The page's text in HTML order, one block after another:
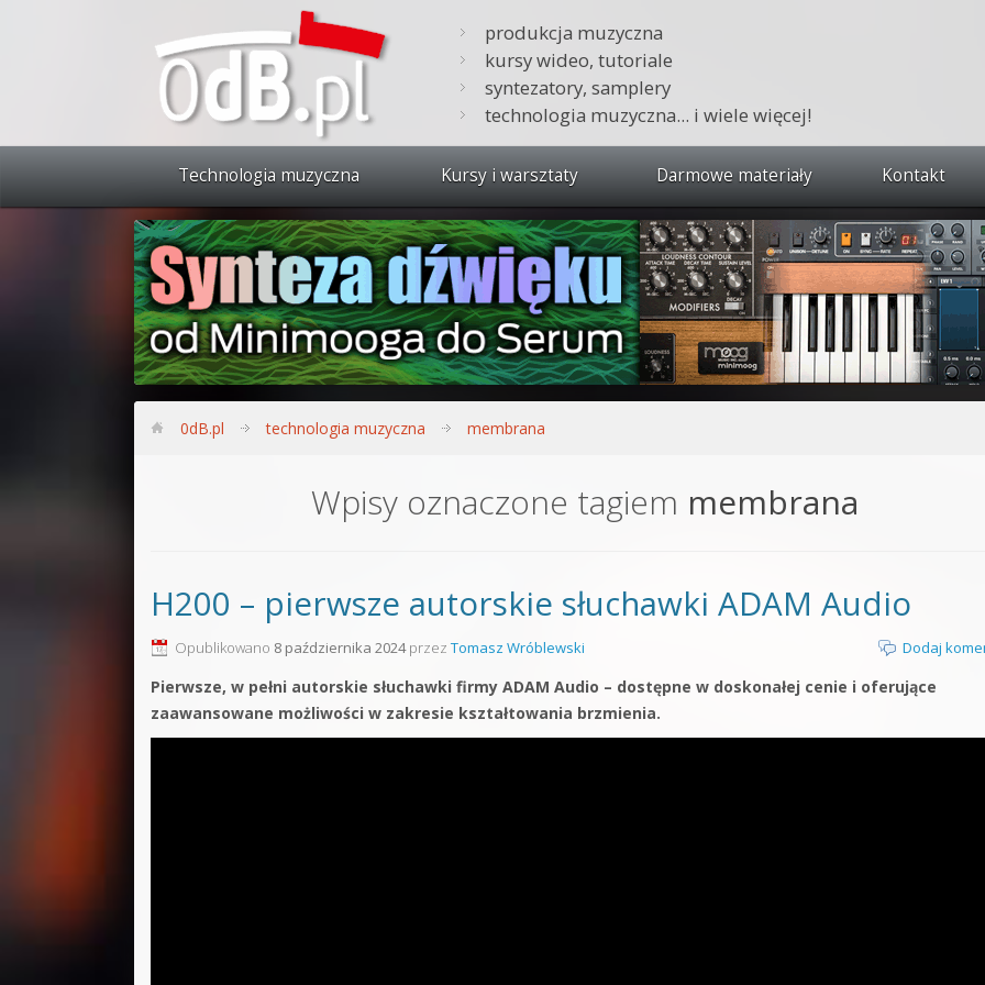
produkcja muzyczna
kursy wideo, tutoriale
syntezatory, samplery
technologia muzyczna... i wiele więcej!
Technologia muzyczna Kursy i warsztaty
Zobacz wszystkie kursy i warsztaty
Synteza dźwięku 🔥
Produkcja muzyczna w praktyce
Bitwig Studio od podstaw
Sound Forge od podstaw
Kontakt 5 Kompendium
Pakiety
Darmowe materiały Kontakt
0dB.pl technologia muzyczna membrana
Wpisy oznaczone tagiem membrana
H200 – pierwsze autorskie słuchawki ADAM Audio
Opublikowano 8 października 2024przez Tomasz Wróblewski Dodaj
Pierwsze, w pełni autorskie słuchawki firmy ADAM Audio – dostępne w doskonałej cenie i oferujące
zaawansowane możliwości w zakresie kształtowania brzmienia.